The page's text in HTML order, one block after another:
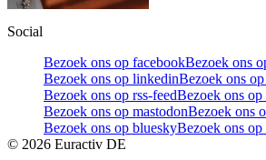
Social
Bezoek ons op facebookBezoek ons
Bezoek ons op linkedinBezoek ons
Bezoek ons op rss-feedBezoek ons op
Bezoek ons op mastodonBezoek ons
Bezoek ons op blueskyBezoek ons op
© 2026 Euractiv DE